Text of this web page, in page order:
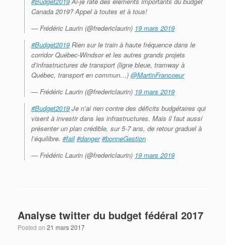
Canada 2019? Appel à toutes et à tous!
— Frédéric Laurin (@fredericlaurin) 19 mars 2019
#Budget2019 Rien sur le train à haute fréquence dans le
corridor Québec-Windsor et les autres grands projets
d’infrastructures de transport (ligne bleue, tramway à
Québec, transport en commun…) @MartinFrancoeur
— Frédéric Laurin (@fredericlaurin) 19 mars 2019
#Budget2019 Je n’ai rien contre des déficits budgétaires qui
visent à investir dans les infrastructures. Mais il faut aussi
présenter un plan crédible, sur 5-7 ans, de retour graduel à
l’équilibre. #fail #danger #bonneGestion
— Frédéric Laurin (@fredericlaurin) 19 mars 2019
Analyse twitter du budget fédéral 2017
Posted on 21 mars 2017